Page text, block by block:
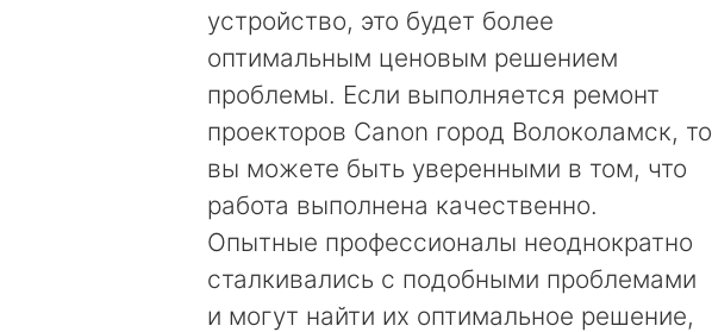
устройство, это будет более
оптимальным ценовым решением
проблемы. Если выполняется ремонт
проекторов Canon город Волоколамск, то
вы можете быть уверенными в том, что
работа выполнена качественно.
Опытные профессионалы неоднократно
сталкивались с подобными проблемами
и могут найти их оптимальное решение,